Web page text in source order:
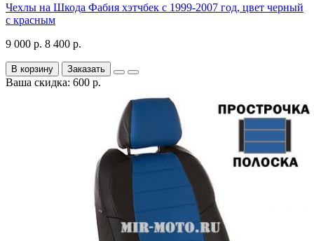
Чехлы на Шкода Фабия хэтчбек с 1999-2007 год, цвет черный
с красным
9 000 р. 8 400 р.
В корзину Заказать
Ваша скидка: 600 р.